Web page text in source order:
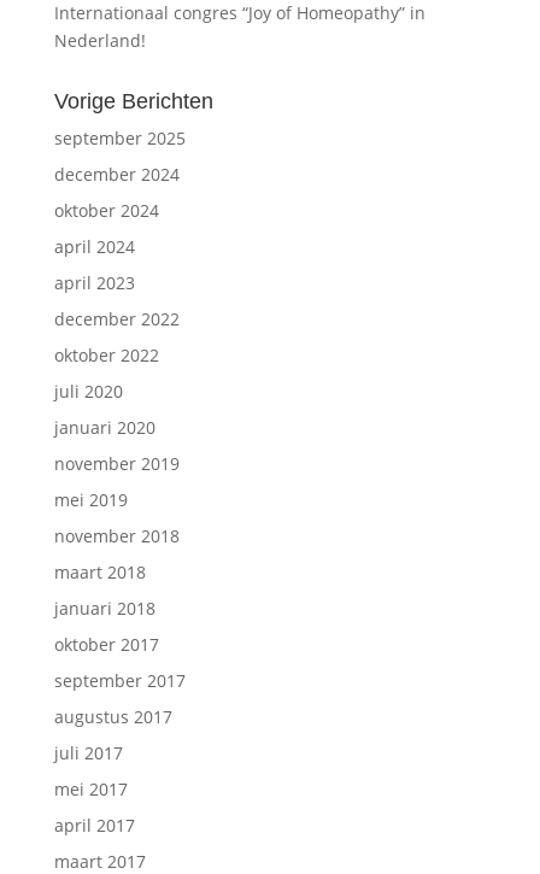
Internationaal congres “Joy of Homeopathy” in
Nederland!
Vorige Berichten
september 2025
december 2024
oktober 2024
april 2024
april 2023
december 2022
oktober 2022
juli 2020
januari 2020
november 2019
mei 2019
november 2018
maart 2018
januari 2018
oktober 2017
september 2017
augustus 2017
juli 2017
mei 2017
april 2017
maart 2017